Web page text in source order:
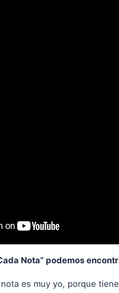
Nota” podemos
es muy yo, porque